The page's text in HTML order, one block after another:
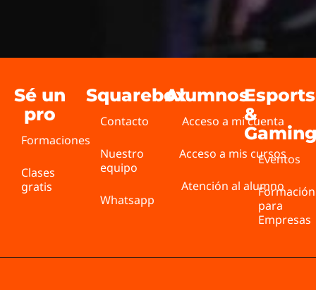
Sé un
pro
Formaciones
Clases
gratis
Squarebox
Contacto
Nuestro
equipo
Whatsapp
Alumnos
Acceso a mi cuenta
Acceso a mis cursos
Atención al alumno
Esports
&
Eventos
Formación
para
Empresas